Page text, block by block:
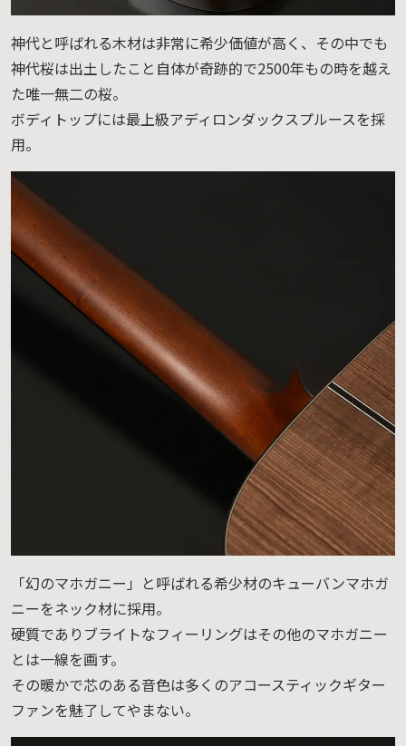
神代と呼ばれる木材は非常に希少価値が高く、その中でも
神代桜は出土したこと自体が奇跡的で2500年もの時を越え
た唯一無二の桜。
ボディトップには最上級アディロンダックスプルースを採
用。
「幻のマホガニー」と呼ばれる希少材のキューバンマホガ
ニーをネック材に採用。
硬質でありブライトなフィーリングはその他のマホガニー
とは一線を画す。
その暖かで芯のある音色は多くのアコースティックギター
ファンを魅了してやまない。